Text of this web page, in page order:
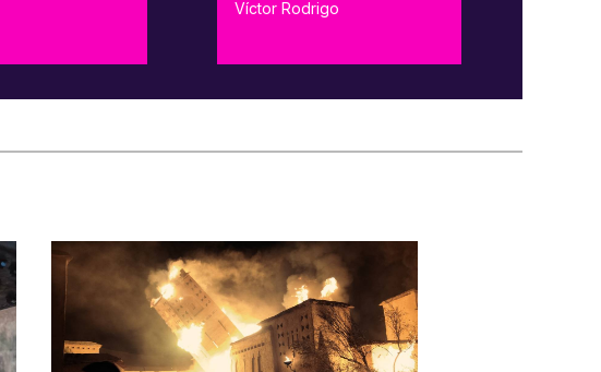
Víctor Rodrigo